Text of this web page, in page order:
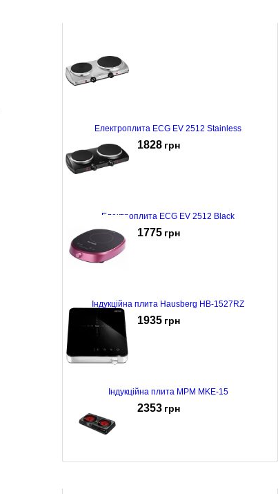
Електроплита ECG EV 2512 Stainless
1828 грн
Електроплита ECG EV 2512 Black
1775 грн
Індукційна плита Hausberg HB-1527RZ
1935 грн
Індукційна плита MPM MKE-15
2353 грн